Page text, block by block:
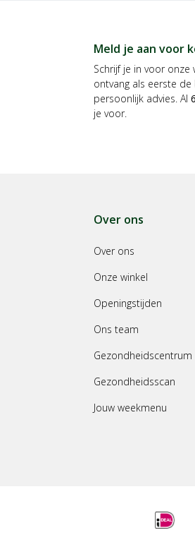
Meld je aan voor
Schrijf je in voor onze
ontvang als eerste
persoonlijk advies. Al
je voor.
Over ons
Over ons
Onze winkel
Openingstijden
Ons team
Gezondheidscentrum
Gezondheidsscan
Jouw weekmenu